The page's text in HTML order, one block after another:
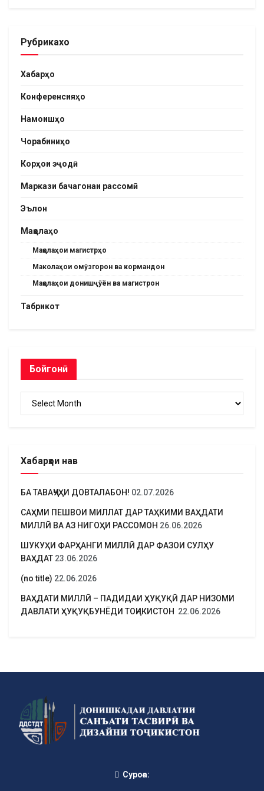
Рубрикахо
Хабарҳо
Конференсияҳо
Намоишҳо
Чорабиниҳо
Корҳои эҷодӣ
Маркази бачагонаи рассомӣ
Эълон
Мақолаҳо
Мақолаҳои магистрҳо
Маколаҳои омӯзгорон ва кормандон
Мақолаҳои донишҷӯён ва магистрон
Табрикот
Бойгонӣ
Хабарҳои нав
БА ТАВАҶҶУҲИ ДОВТАЛАБОН! 02.07.2026
САҲМИ ПЕШВОИ МИЛЛАТ ДАР ТАҲКИМИ ВАҲДАТИ
МИЛЛӢ ВА АЗ НИГОҲИ РАССОМОН 26.06.2026
ШУКУҲИ ФАРҲАНГИ МИЛЛӢ ДАР ФАЗОИ СУЛҲУ
ВАҲДАТ 23.06.2026
(no title) 22.06.2026
ВАҲДАТИ МИЛЛӢ – ПАДИДАИ ҲУҚУҚӢ ДАР НИЗОМИ
ДАВЛАТИ ҲУҚУҚБУНЁДИ ТОҶИКИСТОН 22.06.2026
Суроға: